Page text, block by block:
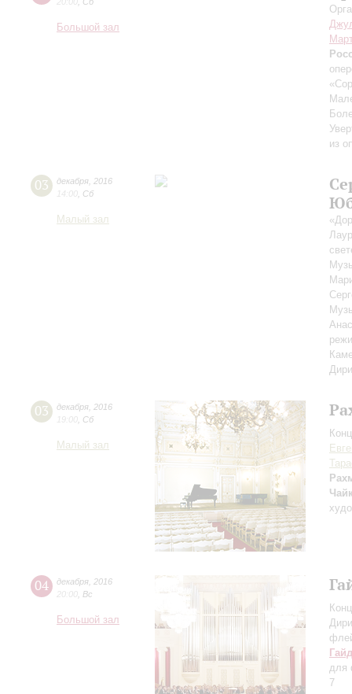
Большой зал
из
03 декабря 2016
14:00 Сб
Малый зал
03 декабря 2016
19:00 Сб
Малый зал
04 декабря 2016
20:00 Вс
Большой зал
для
7